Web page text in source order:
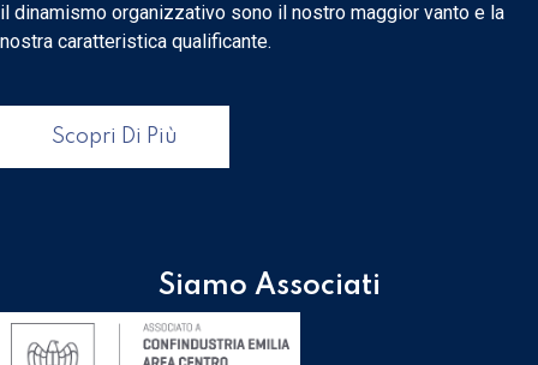
il dinamismo organizzativo sono il nostro maggior vanto e la
nostra caratteristica qualificante.
Scopri Di Più
Siamo Associati